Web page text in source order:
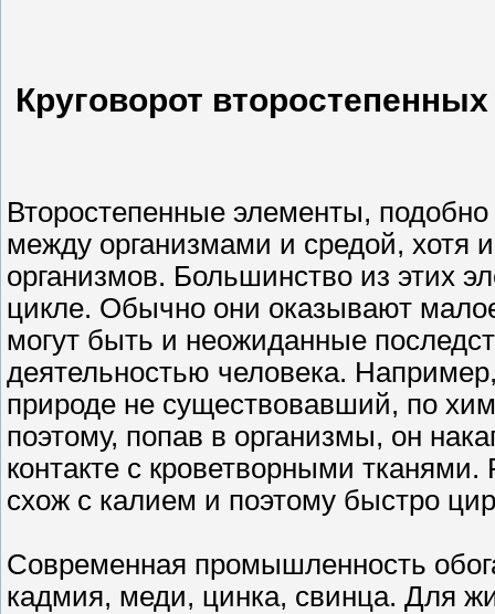
Круговорот
Второстепенные элементы,
между организмами и средой, хотя
организмов. Большинство из этих
цикле. Обычно они оказывают
могут быть и неожиданные
деятельностью человека.
природе не существовавший, по
поэтому, попав в организмы, он
контакте с кроветворными
схож с калием и поэтому быстро
Современная промышленность
кадмия, меди, цинка, свинца. Для